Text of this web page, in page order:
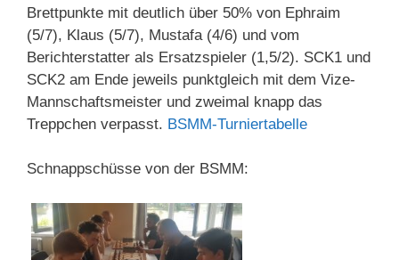
Brettpunkte mit deutlich über 50% von Ephraim
(5/7), Klaus (5/7), Mustafa (4/6) und vom
Berichterstatter als Ersatzspieler (1,5/2). SCK1 und
SCK2 am Ende jeweils punktgleich mit dem Vize-
Mannschaftsmeister und zweimal knapp das
Treppchen verpasst. BSMM-Turniertabelle
Schnappschüsse von der BSMM: